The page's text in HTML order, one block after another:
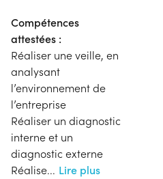
Compétences
attestées :
Réaliser une veille, en
analysant
l’environnement de
l’entreprise
Réaliser un diagnostic
interne et un
diagnostic externe
Réalise... Lire plus